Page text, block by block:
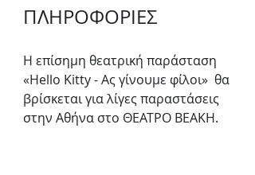
ΠΛΗΡΟΦΟΡΙΕΣ
Η επίσημη θεατρική παράσταση
«Hello Kitty - Ας γίνουμε φίλοι»  θα
βρίσκεται για λίγες παραστάσεις
στην Αθήνα στο ΘΕΑΤΡΟ ΒΕΑΚΗ.